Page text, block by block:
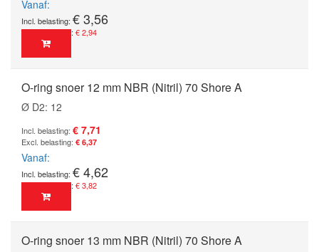
Vanaf
€ 3,56
€ 2,94
O-ring snoer 12 mm NBR (Nitril) 70 Shore A
Ø D2: 12
€ 7,71
€ 6,37
Vanaf
€ 4,62
€ 3,82
O-ring snoer 13 mm NBR (Nitril) 70 Shore A